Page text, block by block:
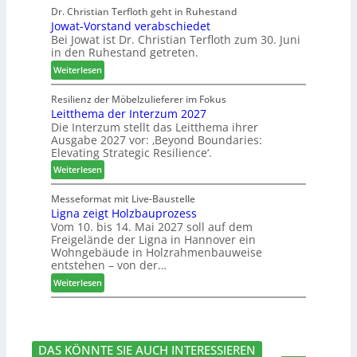
n
o
d
u
k
t
s
u
c
h
e
N
a
c
h
b
e
s
s
e
r
u
n
g
e
n
e
r
s
a
m
l
u
n
g
:
N
e
u
e
r
V
o
r
s
t
d
Dr. Christian Terfloth geht in Ruhestand
Jowat-Vorstand verabschiedet
Bei Jowat ist Dr. Christian Terfloth zum 30. Juni
in den Ruhestand getreten.
Weiterlesen:
J
o
w
a
t
-
V
o
r
s
t
a
n
d
v
e
b
Resilienz der Möbelzulieferer im Fokus
Leitthema der Interzum 2027
Die Interzum stellt das Leitthema ihrer
Ausgabe 2027 vor: ‚Beyond Boundaries:
Elevating Strategic Resilience‘.
Weiterlesen:
L
e
i
t
t
h
e
m
a
r
Messeformat mit Live-Baustelle
Ligna zeigt Holzbauprozess
Vom 10. bis 14. Mai 2027 soll auf dem
Freigelände der Ligna in Hannover ein
Wohngebäude in Holzrahmenbauweise
entstehen – von der…
Weiterlesen:
L
n
a
DAS KÖNNTE SIE AUCH INTERESSIEREN